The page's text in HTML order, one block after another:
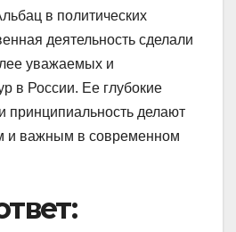
в политических
деятельность сделали
уважаемых и
в России. Ее глубокие
принципиальность делают
и важным в современном